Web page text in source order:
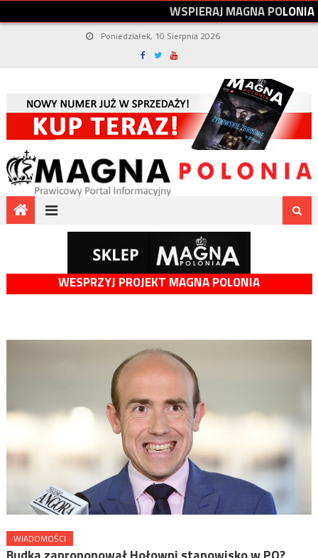
WSPIERAJMAGNAPOLONIA
Poniedziałek, 10 Sierpnia 2026
WESPRZYJ PROJEKT MAGNA POLONIA
WIADOMOŚCI